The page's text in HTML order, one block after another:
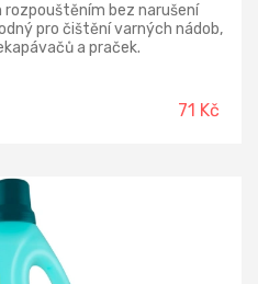
bez narušení
pro čištění varných nádob,
a praček.
71 Kč